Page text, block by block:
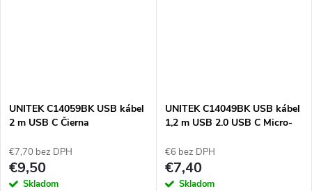
UNITEK C14059BK USB kábel
2 m USB C Čierna
€7,70 bez DPH
€9,50
Skladom
UNITEK C14049BK USB kábel
1,2 m USB 2.0 USB C Micro-
€6 bez DPH
€7,40
Skladom